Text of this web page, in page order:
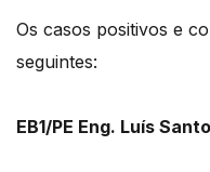
Os casos positivos e
seguintes:
EB1/PE Eng. Luís